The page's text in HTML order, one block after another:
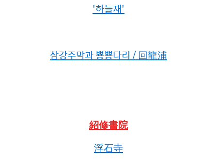
'하늘재'
삼강주막과 뿅뿅다리 / 回龍浦
紹修書院
浮石寺